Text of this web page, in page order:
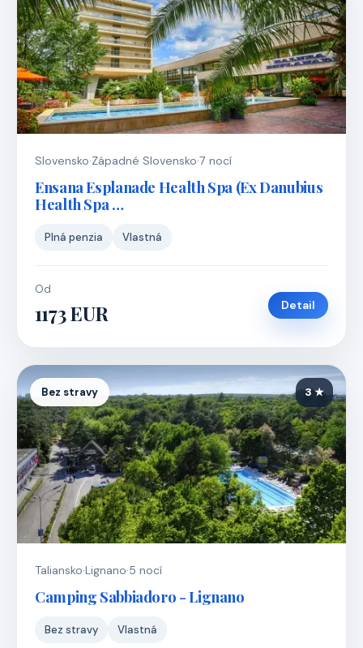
Slovensko·Západné Slovensko·7 nocí
Ensana Esplanade Health Spa (Ex Danubius
Health Spa …
Plná penzia Vlastná
Od
1173 EUR Detail
Bez stravy 3 ★
Taliansko·Lignano·5 nocí
Camping Sabbiadoro - Lignano
Bez stravy Vlastná